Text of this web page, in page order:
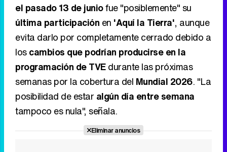
el pasado 13 de juniofue "posiblemente" su
última participación en 'Aquí la Tierra', aunque
evita darlo por completamente cerrado debido a
loscambios que podrían producirse en la
programación de TVEdurante las próximas
semanas por la cobertura del Mundial 2026. "La
posibilidad de estar algún día entre semana
tampoco es nula", señala.
Eliminar anuncios